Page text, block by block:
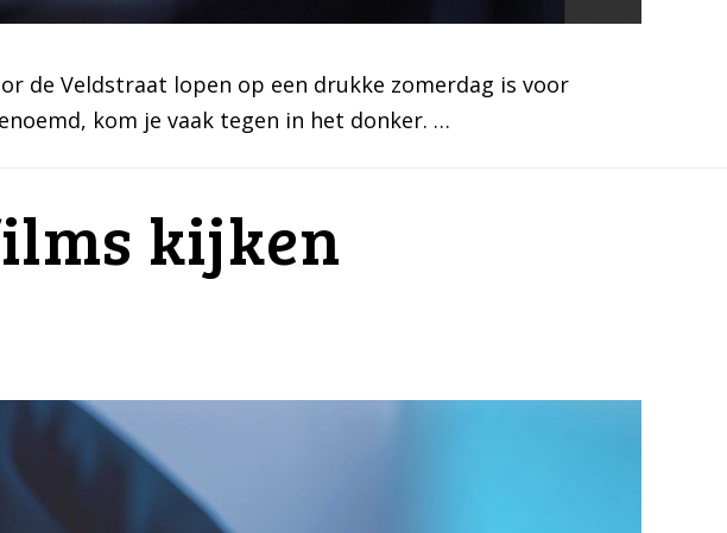
de Veldstraat lopen op een drukke zomerdag is voor
kom je vaak tegen in het donker. …
kijken